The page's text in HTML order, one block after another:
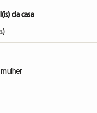
da casa